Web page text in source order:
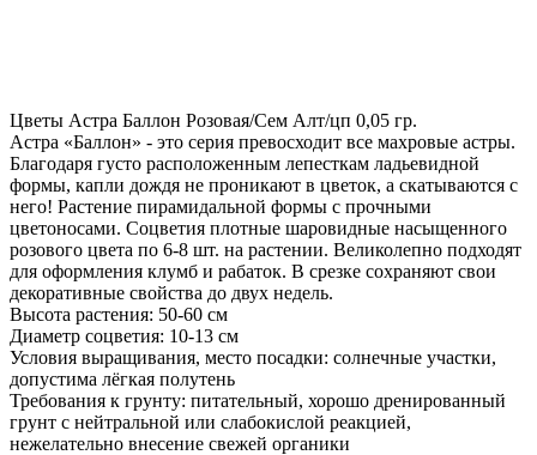
Цветы Астра Баллон Розовая/Сем Алт/цп 0,05 гр.
Астра «Баллон» - это серия превосходит все махровые астры.
Благодаря густо расположенным лепесткам ладьевидной
формы, капли дождя не проникают в цветок, а скатываются с
него! Растение пирамидальной формы с прочными
цветоносами. Соцветия плотные шаровидные насыщенного
розового цвета по 6-8 шт. на растении. Великолепно подходят
для оформления клумб и рабаток. В срезке сохраняют свои
декоративные свойства до двух недель.
Высота растения: 50-60 см
Диаметр соцветия: 10-13 см
Условия выращивания, место посадки: солнечные участки,
допустима лёгкая полутень
Требования к грунту: питательный, хорошо дренированный
грунт с нейтральной или слабокислой реакцией,
нежелательно внесение свежей органики